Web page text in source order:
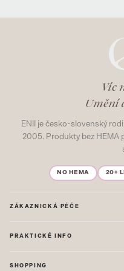
Víc
Umění
ENII je česko-slovenský
2005. Produkty bez HEMA
NO HEMA 20+
ZÁKAZNICKÁ PÉČE
Časté dotazy
Mapa stránek
PRAKTICKÉ INFO
SHOPPING